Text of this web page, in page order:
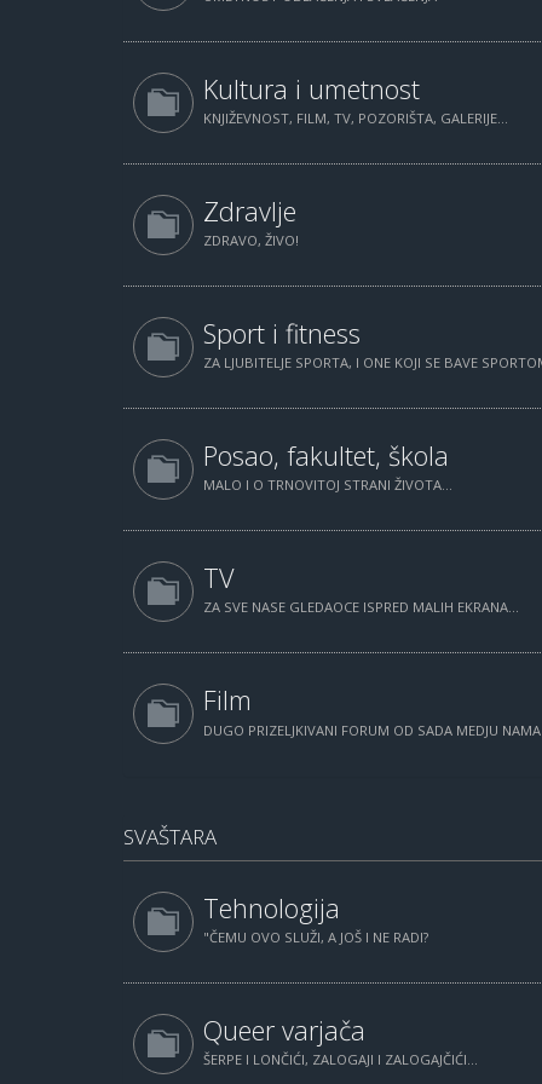
Kultura i umetnost
KNJIŽEVNOST, FILM, TV, POZORIŠTA, GALERIJE...
Zdravlje
ZDRAVO, ŽIVO!
Sport i fitness
ZA LJUBITELJE SPORTA, I ONE KOJI SE BAVE
Posao, fakultet, škola
MALO I O TRNOVITOJ STRANI ŽIVOTA...
TV
ZA SVE NASE GLEDAOCE ISPRED MALIH EKRANA...
Film
DUGO PRIZELJKIVANI FORUM OD SADA MEDJU
SVAŠTARA
Tehnologija
"ČEMU OVO SLUŽI, A JOŠ I NE RADI?
Queer varjača
ŠERPE I LONČIĆI, ZALOGAJI I ZALOGAJČIĆI...